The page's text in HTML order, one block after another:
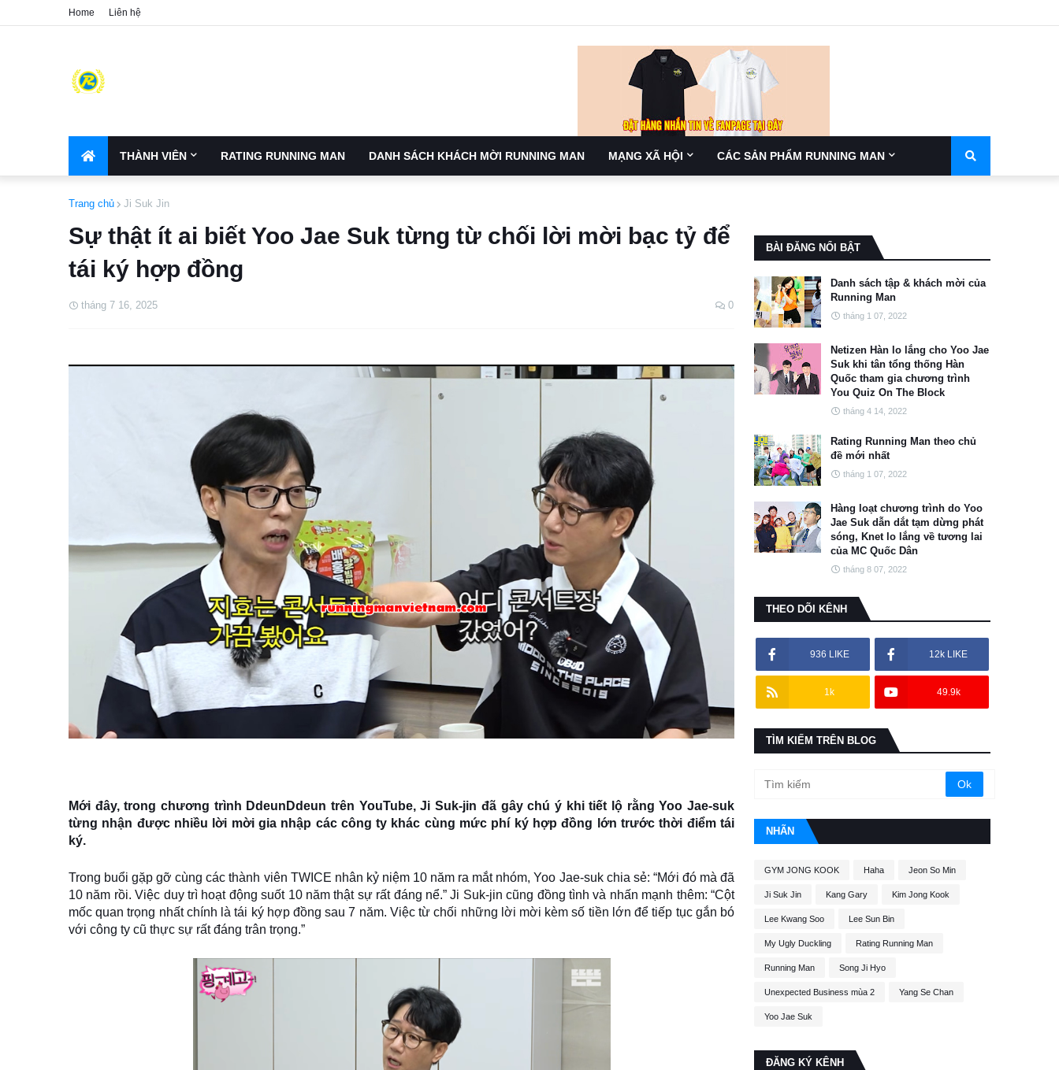
Home Liên hệ
THÀNH VIÊN RATING RUNNING MAN DANH SÁCH KHÁCH MỜI RUNNING MAN MẠNG XÃ HỘI CÁC SẢN PHẨM RUNNING MAN
Trang chủ Ji Suk Jin
Sự thật ít ai biết Yoo Jae Suk từng từ chối lời mời bạc tỷ để
tái ký hợp đồng
tháng 7 16, 2025 0
Mới đây, trong chương trình DdeunDdeun trên YouTube, Ji Suk-jin đã gây chú ý khi tiết lộ rằng Yoo Jae-suk
từng nhận được nhiều lời mời gia nhập các công ty khác cùng mức phí ký hợp đồng lớn trước thời điểm tái
ký.
Trong buổi gặp gỡ cùng các thành viên TWICE nhân kỷ niệm 10 năm ra mắt nhóm, Yoo Jae-suk chia sẻ: “Mới đó mà đã
10 năm rồi. Việc duy trì hoạt động suốt 10 năm thật sự rất đáng nể.” Ji Suk-jin cũng đồng tình và nhấn mạnh thêm: “Cột
mốc quan trọng nhất chính là tái ký hợp đồng sau 7 năm. Việc từ chối những lời mời kèm số tiền lớn để tiếp tục gắn bó
với công ty cũ thực sự rất đáng trân trọng.”
BÀI ĐĂNG NỔI BẬT
Danh sách tập & khách mời của
Running Man
tháng 1 07, 2022
Netizen Hàn lo lắng cho Yoo Jae
Suk khi tân tổng thống Hàn
Quốc tham gia chương trình
You Quiz On The Block
tháng 4 14, 2022
Rating Running Man theo chủ
đề mới nhất
tháng 1 07, 2022
Hàng loạt chương trình do Yoo
Jae Suk dẫn dắt tạm dừng phát
sóng, Knet lo lắng về tương lai
của MC Quốc Dân
tháng 8 07, 2022
THEO DÕI KÊNH
936 LIKE 12k LIKE
1k 49.9k
TÌM KIẾM TRÊN BLOG
NHÃN
GYM JONG KOOK Haha Jeon So Min
Ji Suk Jin Kang Gary Kim Jong Kook
Lee Kwang Soo Lee Sun Bin
My Ugly Duckling Rating Running Man
Running Man Song Ji Hyo
Unexpected Business mùa 2 Yang Se Chan
Yoo Jae Suk
ĐĂNG KÝ KÊNH